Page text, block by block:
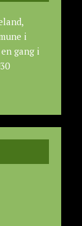
i
gang i